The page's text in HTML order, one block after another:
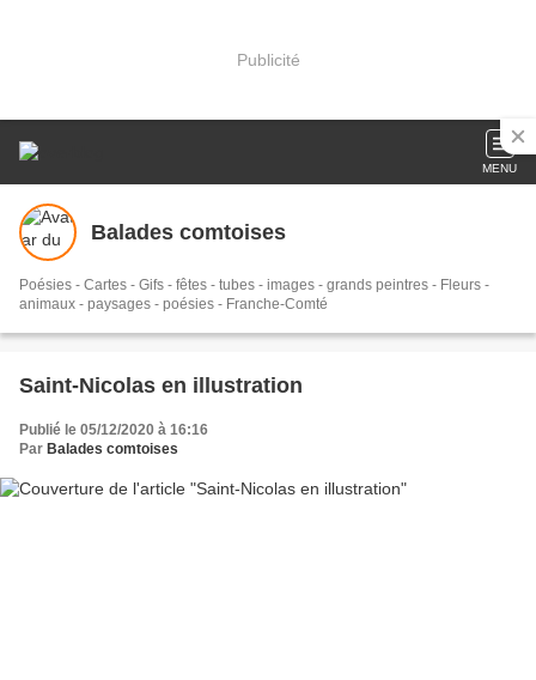
Publicité
MENU
Balades comtoises
Poésies - Cartes - Gifs - fêtes - tubes - images - grands peintres - Fleurs -
animaux - paysages - poésies - Franche-Comté
Saint-Nicolas en illustration
Publié le 05/12/2020 à 16:16
Par Balades comtoises